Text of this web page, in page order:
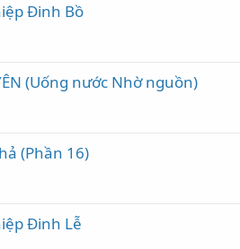
Đinh Bồ
(Uống nước Nhờ nguồn)
(Phần 16)
Đinh Lễ